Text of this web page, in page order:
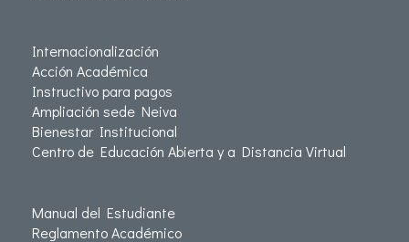
Internacionalización
Acción Académica
Instructivo para pagos
Ampliación sede Neiva
Bienestar Institucional
Centro de Educación Abierta y a Distancia Virtual
Manual del Estudiante
Reglamento Académico